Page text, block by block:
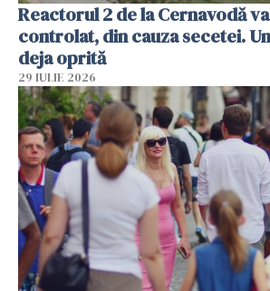
Reactorul 2 de la Cernavodă
controlat, din cauza secetei.
deja oprită
29 IULIE 2026